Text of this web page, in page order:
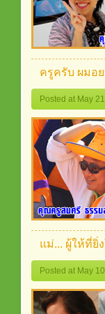
ครูครับ ผมอ
Posted at May
แม่... ผู้ให้ที่ยิ่
Posted at May